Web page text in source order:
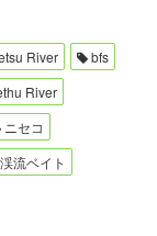
River
bfs
River
ニセコ
渓流ベイト